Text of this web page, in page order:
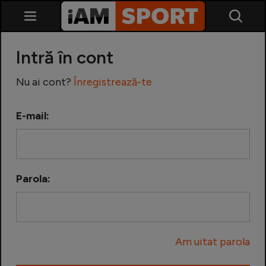
Echipa Națională
Intră în cont
Nu ai cont? Înregistrează-te
E-mail:
Parola:
Am uitat parola